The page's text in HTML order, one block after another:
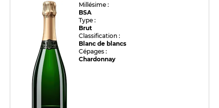
Millésime :
BSA
Type :
Brut
Classification :
Blanc de blancs
Cépages :
Chardonnay